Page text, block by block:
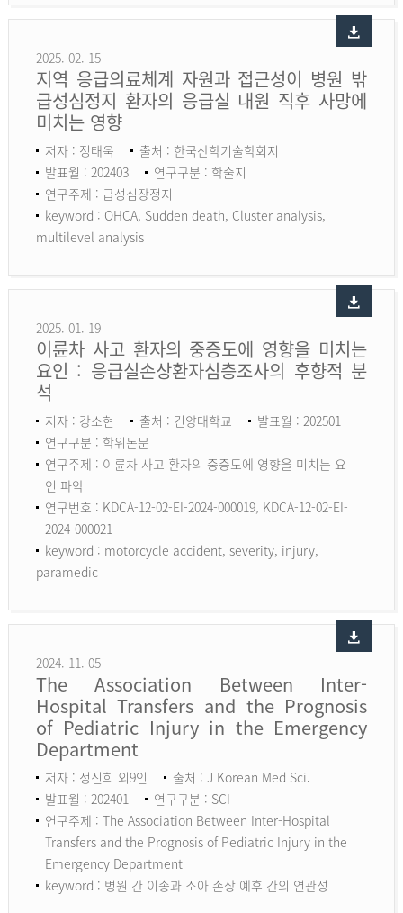
2025. 02. 15
지역 응급의료체계 자원과 접근성이 병원 밖
급성심정지 환자의 응급실 내원 직후 사망에
미치는 영향
저자 : 정태욱
출처 : 한국산학기술학회지
발표월 : 202403
연구구분 : 학술지
연구주제 : 급성심장정지
keyword : OHCA, Sudden death, Cluster analysis,
multilevel analysis
2025. 01. 19
이륜차 사고 환자의 중증도에 영향을 미치는
요인 : 응급실손상환자심층조사의 후향적 분
석
저자 : 강소현 출처 : 건양대학교
발표월 : 202501
연구구분 : 학위논문
연구주제 : 이륜차 사고 환자의 중증도에 영향을 미치는 요
인 파악
연구번호 : KDCA-12-02-EI-2024-000019, KDCA-12-02-EI-
2024-000021
keyword : motorcycle accident, severity, injury,
paramedic
2024. 11. 05
The Association Between Inter-
Hospital Transfers and the Prognosis
of Pediatric Injury in the Emergency
Department
저자 : 정진희 외9인
출처 : J Korean Med Sci.
발표월 : 202401
연구구분 : SCI
연구주제 : The Association Between Inter-Hospital
Transfers and the Prognosis of Pediatric Injury in the
Emergency Department
keyword : 병원 간 이송과 소아 손상 예후 간의 연관성